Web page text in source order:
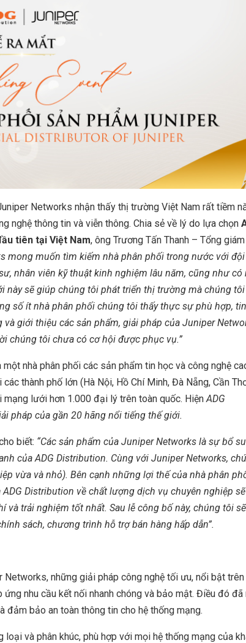
Networks nhận thấy thị trường Việt Nam rất tiềm
nghệ thông tin và viễn thông. Chia sẻ về lý do lựa chọn
tiên tại Việt Nam, ông Trương Tấn Thanh – Tổng
mong muốn tìm kiếm nhà phân phối trong nước với
nhân viên kỹ thuật kinh nghiệm lâu năm, cũng như có
này sẽ giúp chúng tôi phát triển thị trường mà chúng
số ít nhà phân phối chúng tôi thấy thực sự phù hợp, tin
giới thiệu các sản phẩm, giải pháp của Juniper
chúng tôi chưa có cơ hội được phục vụ.”
nhà phân phối các sản phẩm tin học và công nghệ
thành phố lớn (Hà Nội, Hồ Chí Minh, Đà Nẵng, Cần
mạng lưới hơn 1.000 đại lý trên toàn quốc. HiệnADG
pháp của gần 20 hãng nổi tiếng thế giới.
biết: “Các sản phẩm của Juniper Networks là sự bổ
của ADG Distribution. Cùng với Juniper Networks,
vừa và nhỏ). Bên cạnh những lợi thế của nhà phân
Distribution về chất lượng dịch vụ chuyên nghiệp
trải nghiệm tốt nhất. Sau lễ công bố này, chúng tôi
sách, chương trình hỗ trợ bán hàng hấp dẫn”.
những giải pháp công nghệ tối ưu, nổi bật trên
nhu cầu kết nối nhanh chóng và bảo mật. Điều đó đã
đảm bảo an toàn thông tin cho hệ thống mạng.
và phân khúc, phù hợp với mọi hệ thống mạng của